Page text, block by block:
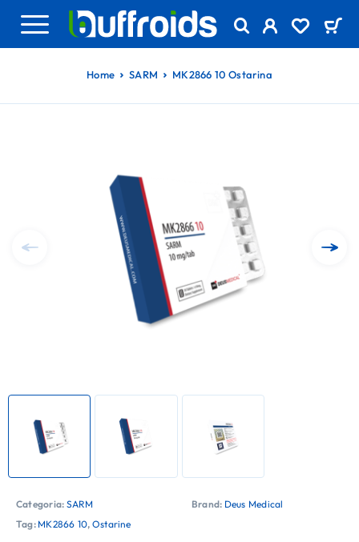
Home SARM MK2866 10 Ostarina
Categoria: SARM
Tag: MK2866 10, Ostarine
Brand: Deus Medical